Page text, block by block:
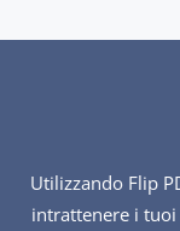
Utilizzando Flip
intrattenere i